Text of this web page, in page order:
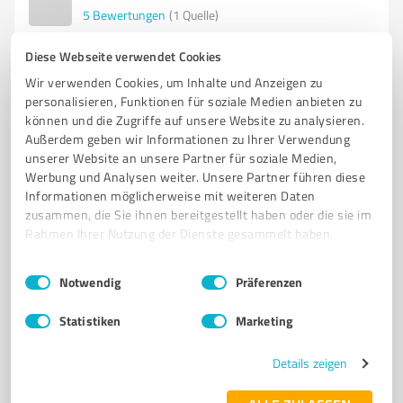
Diese Webseite verwendet Cookies
Wir verwenden Cookies, um Inhalte und Anzeigen zu
personalisieren, Funktionen für soziale Medien anbieten zu
können und die Zugriffe auf unsere Website zu analysieren.
Außerdem geben wir Informationen zu Ihrer Verwendung
unserer Website an unsere Partner für soziale Medien,
Werbung und Analysen weiter. Unsere Partner führen diese
Informationen möglicherweise mit weiteren Daten
zusammen, die Sie ihnen bereitgestellt haben oder die sie im
Rahmen Ihrer Nutzung der Dienste gesammelt haben.
Impressum Datenschutzbestimmungen
Einwilligungsauswahl
Notwendig Präferenzen
Statistiken Marketing
Details zeigen
5 Bewertungen (1 Quelle)
4 Soziales Engagement
Holzpellets Einkaufsgemeinschaft
Nordhessen
Kostengünstige und hochwertige Holzpellets für
Nordhessen und Umgebung
HOLZPELLETS EINKAUFSGEMEINSCHAFT NORDHESSEN
MITGLIEDSCHAFT NACHHALTIGKEIT HEIZPELLETS
www.holzpelletseinkauf-nordhessen.de/